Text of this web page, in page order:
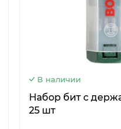
В наличии
Набор бит с
25 шт